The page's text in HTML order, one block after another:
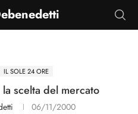
IL SOLE 24 ORE
scelta del mercato
06/11/2000